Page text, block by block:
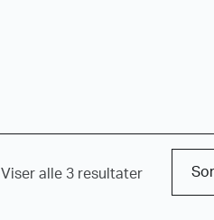
Viser alle 3 resultater